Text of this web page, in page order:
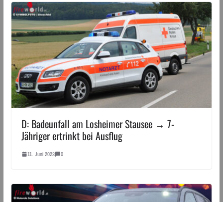
D: Badeunfall am Losheimer Stausee → 7-
Jähriger ertrinkt bei Ausflug
11. Juni 2023 0